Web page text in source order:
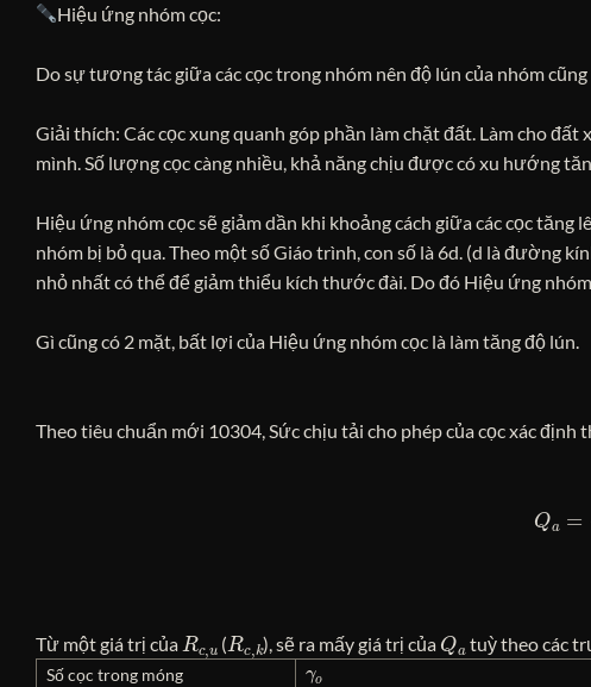
Hiệu ứng nhóm cọc:
Do sự tương tác giữa các cọc trong nhóm nên độ lún của nhóm
Giải thích: Các cọc xung quanh góp phần làm chặt đất. Làm cho
mình. Số lượng cọc càng nhiều, khả năng chịu được có xu hướng
Hiệu ứng nhóm cọc sẽ giảm dần khi khoảng cách giữa các cọc
nhóm bị bỏ qua. Theo một số Giáo trình, con số là 6d. (d là đường
nhỏ nhất có thể để giảm thiểu kích thước đài. Do đó Hiệu ứng
Gì cũng có 2 mặt, bất lợi của Hiệu ứng nhóm cọc là làm tăng độ lún.
Theo tiêu chuẩn mới 10304, Sức chịu tải cho phép của cọc xác định
Từ một giá trị của Rc ( Rc k), sẽ ra mấy giá trị của Q tuỳ theo các
Số cọc trong móng
γo